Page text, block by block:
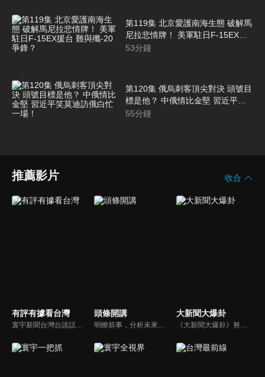
第119集 北京愛護南海生態 破解馬
尼拉悲情牌！ 美軍駐日F-15EX援
台 難與殲-20爭鋒？
53分鐘
第120集 俄烏刺客頂尖對決 頭號目
標是他？ 中俄情比金堅 習近平笑
莫迪訪俄白忙一場！
55分鐘
推薦影片 收合
有評有據看台灣 頭條開講 大新聞大爆卦